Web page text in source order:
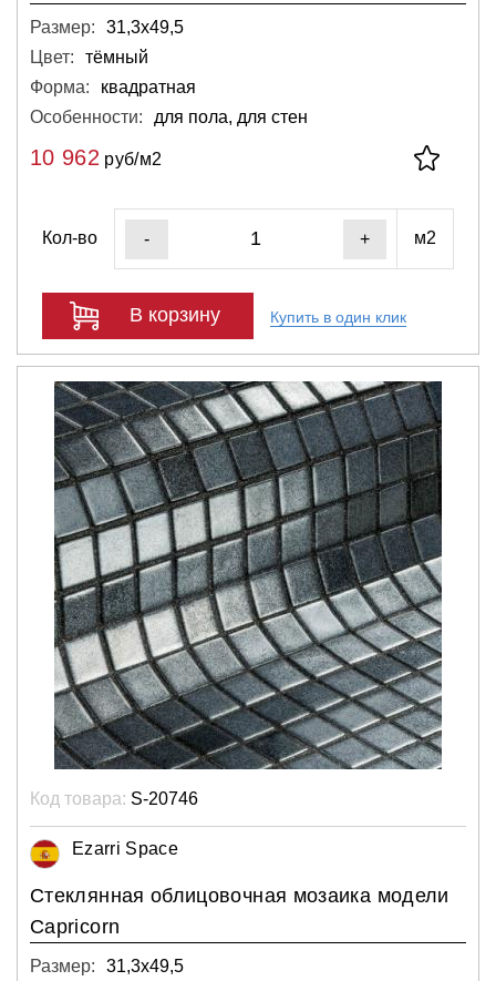
Размер:
31,3х49,5
Цвет:
тёмный
Форма:
квадратная
Особенности:
для пола, для стен
10 962 руб/м2
Кол-во - + м2
В корзину Купить в один клик
Код товара: S-20746
Ezarri Space
Стеклянная облицовочная мозаика модели
Capricorn
Размер:
31,3х49,5